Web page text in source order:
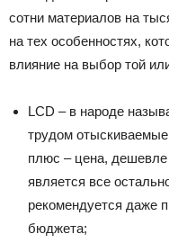
сотни материалов на
на тех особенностях,
влияние на выбор той
LCD – в народе
трудом отыскиваемые
плюс – цена,
является все
рекомендуется даже
бюджета;